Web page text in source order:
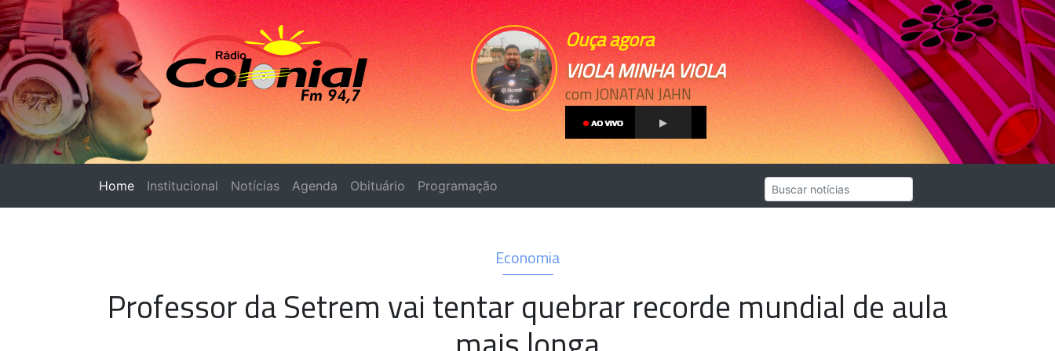
Ouça agora
VIOLA MINHA VIOLA
com JONATAN JAHN
Home (página atual)
Institucional Notícias Agenda Obituário Programação
Economia
Professor da Setrem vai tentar quebrar recorde mundial de aula